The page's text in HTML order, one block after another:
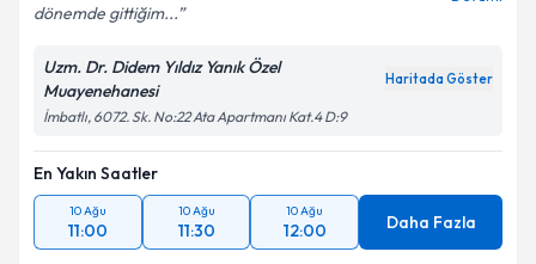
dönemde gittiğim...
Uzm. Dr. Didem Yıldız Yanık Özel
Muayenehanesi
Haritada Göster
İmbatlı, 6072. Sk. No:22 Ata Apartmanı Kat.4 D:9
En Yakın Saatler
10 Ağu
11:00
10 Ağu
11:30
10 Ağu
12:00 Daha Fazla